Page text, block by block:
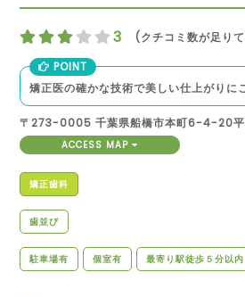
3
(クチコミ数が足り
POINT
矯正医の確かな技術で美しい仕上がりに
〒273-0005 千葉県船橋市本町6-4-20平
ACCESS MAP
矯正歯科
歯並び
駐車場有 個室有 最寄り駅徒歩５分以内